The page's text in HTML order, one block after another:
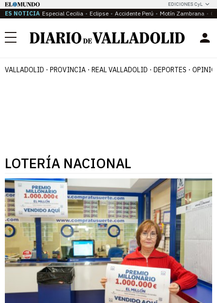
EDICIONES CyL
ES NOTICIA Especial Cecilia Eclipse Accidente Perú Motín Zambrana
Menú
VALLADOLID PROVINCIA REAL VALLADOLID DEPORTES
LOTERÍA NACIONAL